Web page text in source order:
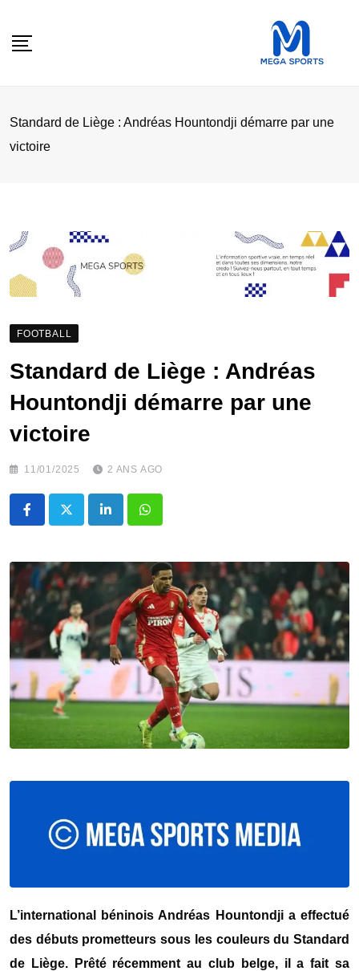
Standard de Liège : Andréas Hountondji démarre par une
victoire
FOOTBALL
Standard de Liège : Andréas
Hountondji démarre par une
victoire
11/01/2025 2 ANS AGO
LinkedInWhatsapp
L’international béninois Andréas Hountondji a effectué
des débuts prometteurs sous les couleurs du Standard
de Liège. Prêté récemment au club belge, il a fait sa